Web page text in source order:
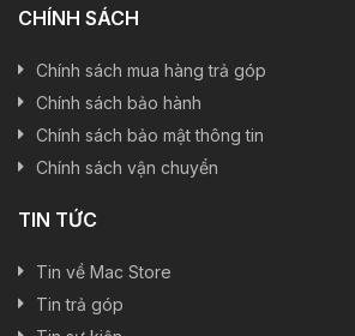
CHÍNH SÁCH
Chính sách mua hàng trả góp
Chính sách bảo hành
Chính sách bảo mật thông tin
Chính sách vận chuyển
TIN TỨC
Tin về Mac Store
Tin trả góp